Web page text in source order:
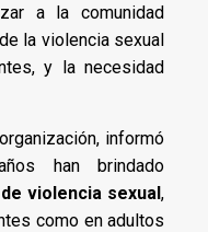
a la comunidad
la violencia sexual
y la necesidad
informó
han brindado
violencia sexual,
como en adultos